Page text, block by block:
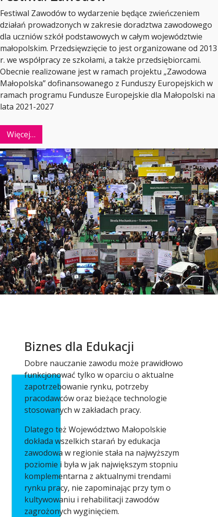
Festiwal Zawodów to wydarzenie będące zwieńczeniem
działań prowadzonych w zakresie doradztwa zawodowego
dla uczniów szkół podstawowych w całym województwie
małopolskim. Przedsięwzięcie to jest organizowane od 2013
r. we współpracy ze szkołami, a także przedsiębiorcami.
Obecnie realizowane jest w ramach projektu „Zawodowa
Małopolska” dofinansowanego z Funduszy Europejskich w
ramach programu Fundusze Europejskie dla Małopolski na
lata 2021-2027
Więcej…
Biznes dla Edukacji
Dobre nauczanie zawodu może prawidłowo
funkcjonować tylko w oparciu o aktualne
zapotrzebowanie rynku, potrzeby
pracodawców oraz bieżące technologie
stosowanych w zakładach pracy.
Dlatego też Województwo Małopolskie
dokłada wszelkich starań by edukacja
zawodowa w regionie stała na najwyższym
poziomie i była w jak największym stopniu
komplementarna z aktualnymi trendami
rynku pracy, nie zapominając przy tym o
kultywowaniu i rehabilitacji zawodów
zagrożonych wyginięciem.